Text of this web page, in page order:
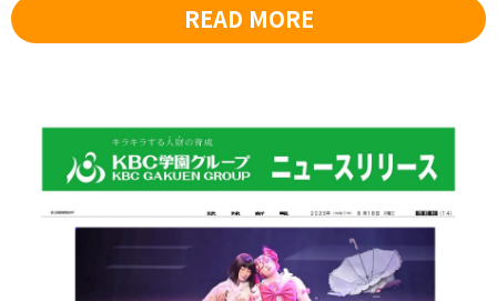
READ MORE